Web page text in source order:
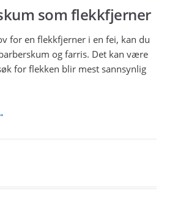
som flekkfjerner
for en flekkfjerner i en fei, kan du
og farris. Det kan være
for flekken blir mest sannsynlig